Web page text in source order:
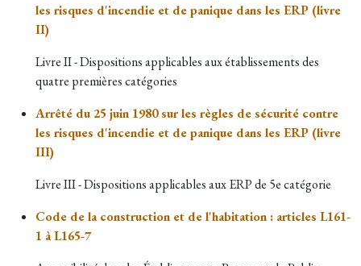
les risques d'incendie et de panique dans les ERP (livre
II)
Livre II - Dispositions applicables aux établissements des
quatre premières catégories
Arrêté du 25 juin 1980 sur les règles de sécurité contre
les risques d'incendie et de panique dans les ERP (livre
III)
Livre III - Dispositions applicables aux ERP de 5e catégorie
Code de la construction et de l'habitation : articles L161-
1 à L165-7